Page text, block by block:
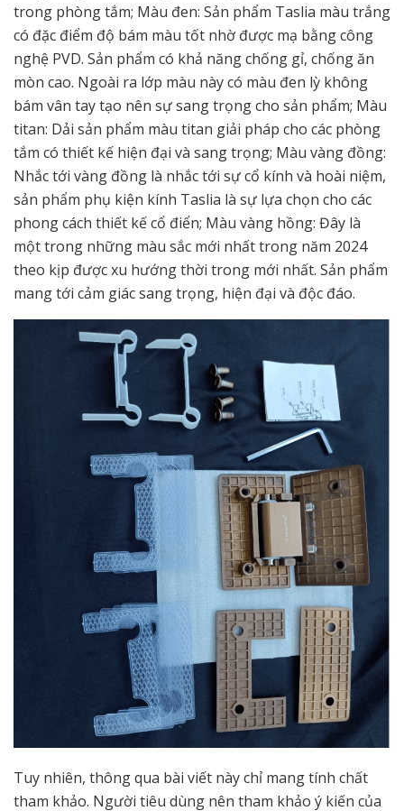
trong phòng tắm; Màu đen: Sản phẩm Taslia màu trắng
có đặc điểm độ bám màu tốt nhờ được mạ bằng công
nghệ PVD. Sản phẩm có khả năng chống gỉ, chống ăn
mòn cao. Ngoài ra lớp màu này có màu đen lỳ không
bám vân tay tạo nên sự sang trọng cho sản phẩm; Màu
titan: Dải sản phẩm màu titan giải pháp cho các phòng
tắm có thiết kế hiện đại và sang trọng; Màu vàng đồng:
Nhắc tới vàng đồng là nhắc tới sự cổ kính và hoài niệm,
sản phẩm phụ kiện kính Taslia là sự lựa chọn cho các
phong cách thiết kế cổ điển; Màu vàng hồng: Đây là
một trong những màu sắc mới nhất trong năm 2024
theo kịp được xu hướng thời trong mới nhất. Sản phẩm
mang tới cảm giác sang trọng, hiện đại và độc đáo.
Tuy nhiên, thông qua bài viết này chỉ mang tính chất
tham khảo. Người tiêu dùng nên tham khảo ý kiến của